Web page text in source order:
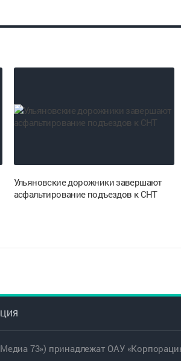
Ульяновские дорожники завершают
асфальтирование подъездов к СНТ
73») принадлежат ОАУ